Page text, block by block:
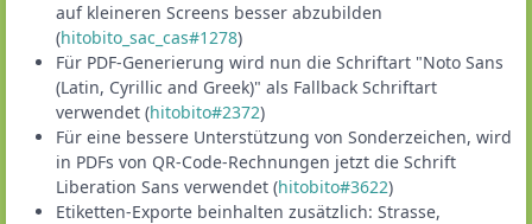
auf kleineren Screens besser abzubilden
(hitobito_sac_cas#1278)
Für PDF-Generierung wird nun die Schriftart "Noto Sans
(Latin, Cyrillic and Greek)" als Fallback Schriftart
verwendet (hitobito#2372)
Für eine bessere Unterstützung von Sonderzeichen, wird
in PDFs von QR-Code-Rechnungen jetzt die Schrift
Liberation Sans verwendet (hitobito#3622)
Etiketten-Exporte beinhalten zusätzlich: Strasse,